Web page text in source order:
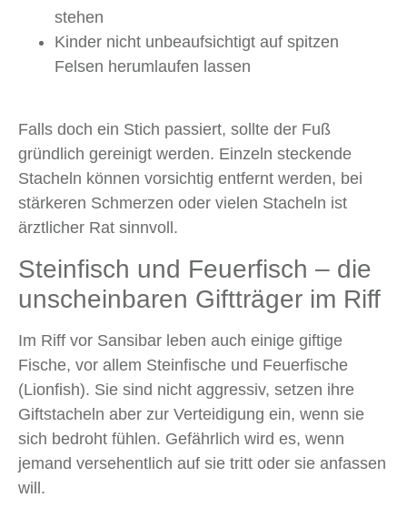
stehen
Kinder nicht unbeaufsichtigt auf spitzen
Felsen herumlaufen lassen
Falls doch ein Stich passiert, sollte der Fuß
gründlich gereinigt werden. Einzeln steckende
Stacheln können vorsichtig entfernt werden, bei
stärkeren Schmerzen oder vielen Stacheln ist
ärztlicher Rat sinnvoll.
Steinfisch und Feuerfisch – die
unscheinbaren Giftträger im Riff
Im Riff vor Sansibar leben auch einige giftige
Fische, vor allem Steinfische und Feuerfische
(Lionfish). Sie sind nicht aggressiv, setzen ihre
Giftstacheln aber zur Verteidigung ein, wenn sie
sich bedroht fühlen. Gefährlich wird es, wenn
jemand versehentlich auf sie tritt oder sie anfassen
will.